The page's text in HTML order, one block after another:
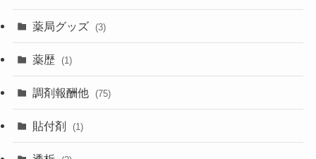
薬局グッズ (3)
薬歴 (1)
調剤報酬他 (75)
貼付剤 (1)